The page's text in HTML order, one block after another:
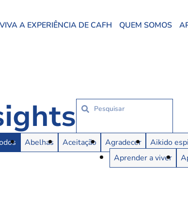
VIVA A EXPERIÊNCIA DE CAFH QUEM SOMOS
Abelhas Aceitação Agradecer Aikido
Aprender a viver